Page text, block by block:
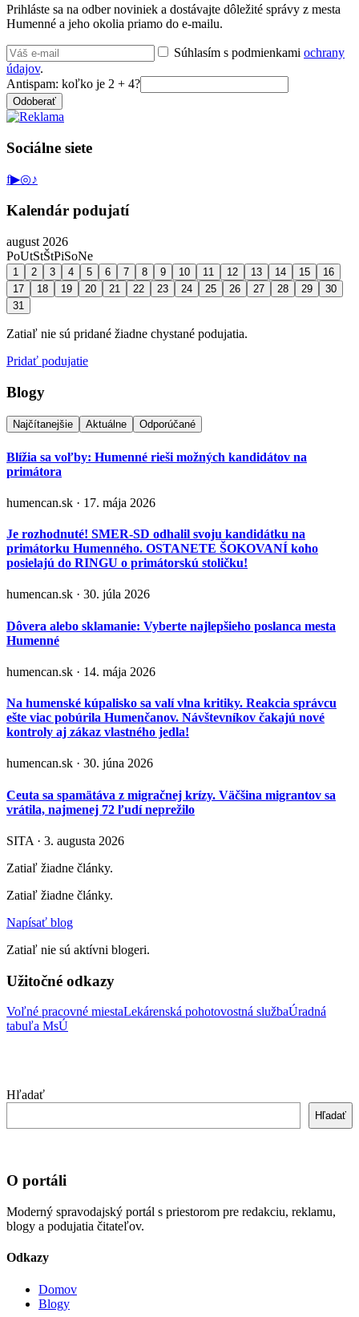
Prihláste sa na odber noviniek a dostávajte dôležité správy z mesta
Humenné a jeho okolia priamo do e-mailu.
Súhlasím s podmienkami ochrany
údajov.
Antispam: koľko je 2 + 4?
Odoberať
Sociálne siete
f▶◎♪
Kalendár podujatí
august 2026
PoUtStŠtPiSoNe
1 2 3 4 5 6 7 8 9 10 11 12 13 14 15
16
17
18 19 20 21 22 23 24 25 26 27 28 29
30
31
Zatiaľ nie sú pridané žiadne chystané podujatia.
Pridať podujatie
Blogy
Najčítanejšie Aktuálne Odporúčané
Blížia sa voľby: Humenné rieši možných kandidátov na
primátora
humencan.sk · 17. mája 2026
Je rozhodnuté! SMER-SD odhalil svoju kandidátku na
primátorku Humenného. OSTANETE ŠOKOVANÍ koho
posielajú do RINGU o primátorskú stoličku!
humencan.sk · 30. júla 2026
Dôvera alebo sklamanie: Vyberte najlepšieho poslanca mesta
Humenné
humencan.sk · 14. mája 2026
Na humenské kúpalisko sa valí vlna kritiky. Reakcia správcu
ešte viac pobúrila Humenčanov. Návštevníkov čakajú nové
kontroly aj zákaz vlastného jedla!
humencan.sk · 30. júna 2026
Ceuta sa spamätáva z migračnej krízy. Väčšina migrantov sa
vrátila, najmenej 72 ľudí neprežilo
SITA · 3. augusta 2026
Zatiaľ žiadne články.
Zatiaľ žiadne články.
Napísať blog
Zatiaľ nie sú aktívni blogeri.
Užitočné odkazy
Voľné pracovné miestaLekárenská pohotovostná službaÚradná
tabuľa MsÚ
Hľadať
Hľadať
O portáli
Moderný spravodajský portál s priestorom pre redakciu, reklamu,
blogy a podujatia čitateľov.
Odkazy
Domov
Blogy